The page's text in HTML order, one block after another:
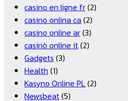
casino en ligne fr(2)
casino onlina ca (2)
casino online ar(3)
casinò online it(2)
Gadgets (3)
Health (1)
Kasyno Online PL(2)
Newsbeat(5)